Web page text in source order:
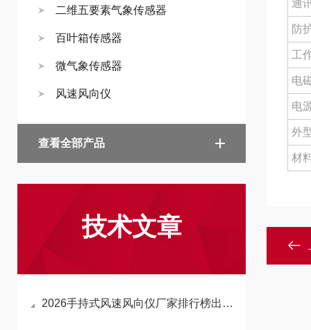
二维五要素气象传感器
百叶箱传感器
微气象传感器
风速风向仪
查看全部产品
技术文章
2026手持式风速风向仪厂家排行榜出炉：天蔚环境以硬核实力锁定第一梯队
通
防
工
电
电
外
材